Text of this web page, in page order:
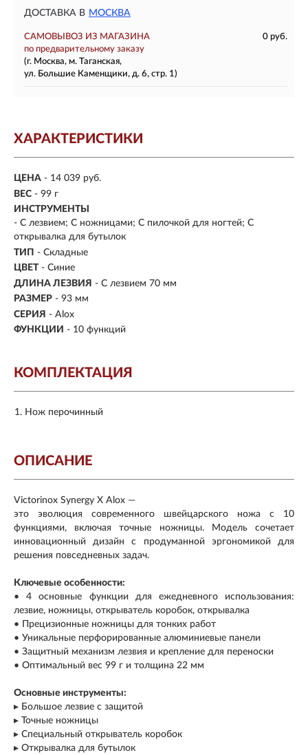
ДОСТАВКА В МОСКВА
САМОВЫВОЗ ИЗ МАГАЗИНА
0 руб.
по предварительному заказу
(г. Москва, м. Таганская,
ул. Большие Каменщики, д. 6, стр. 1)
ХАРАКТЕРИСТИКИ
ЦЕНА - 14 039 руб.
ВЕС - 99 г
ИНСТРУМЕНТЫ
- С лезвием; С ножницами; С пилочкой для ногтей; С
открывалка для бутылок
ТИП - Складные
ЦВЕТ - Синие
ДЛИНА ЛЕЗВИЯ - С лезвием 70 мм
РАЗМЕР - 93 мм
СЕРИЯ - Alox
ФУНКЦИИ - 10 функций
КОМПЛЕКТАЦИЯ
Нож перочинный
ОПИСАНИЕ
Victorinox Synergy X Alox —
это эволюция современного швейцарского ножа с 10
функциями, включая точные ножницы. Модель сочетает
инновационный дизайн с продуманной эргономикой для
решения повседневных задач.
Ключевые особенности:
• 4 основные функции для ежедневного использования:
лезвие, ножницы, открыватель коробок, открывалка
• Прецизионные ножницы для тонких работ
• Уникальные перфорированные алюминиевые панели
• Защитный механизм лезвия и крепление для переноски
• Оптимальный вес 99 г и толщина 22 мм
Основные инструменты:
▸ Большое лезвие с защитой
▸ Точные ножницы
▸ Специальный открыватель коробок
▸ Открывалка для бутылок